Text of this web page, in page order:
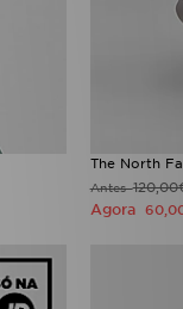
The North
Antes
Agora